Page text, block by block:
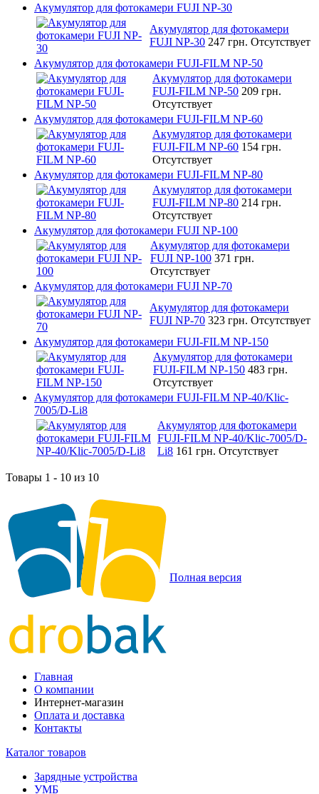
Акумулятор для фотокамери FUJI NP-30
Акумулятор для фотокамери
FUJI NP-30 247 грн. Отсутствует
Акумулятор для фотокамери FUJI-FILM NP-50
Акумулятор для фотокамери
FUJI-FILM NP-50 209 грн.
Отсутствует
Акумулятор для фотокамери FUJI-FILM NP-60
Акумулятор для фотокамери
FUJI-FILM NP-60 154 грн.
Отсутствует
Акумулятор для фотокамери FUJI-FILM NP-80
Акумулятор для фотокамери
FUJI-FILM NP-80 214 грн.
Отсутствует
Акумулятор для фотокамери FUJI NP-100
Акумулятор для фотокамери
FUJI NP-100 371 грн.
Отсутствует
Акумулятор для фотокамери FUJI NP-70
Акумулятор для фотокамери
FUJI NP-70 323 грн. Отсутствует
Акумулятор для фотокамери FUJI-FILM NP-150
Акумулятор для фотокамери
FUJI-FILM NP-150 483 грн.
Отсутствует
Акумулятор для фотокамери FUJI-FILM NP-40/Klic-
7005/D-Li8
Акумулятор для фотокамери
FUJI-FILM NP-40/Klic-7005/D-
Li8 161 грн. Отсутствует
Товары 1 - 10 из 10
Полная версия
Главная
О компании
Интернет-магазин
Оплата и доставка
Контакты
Каталог товаров
Зарядные устройства
УМБ